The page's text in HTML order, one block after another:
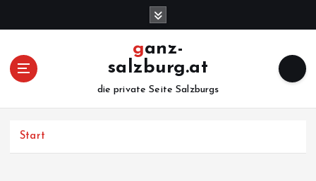
ganz-
salzburg.at
die private Seite Salzburgs
Start